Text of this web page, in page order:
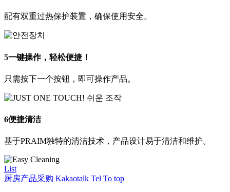
配有双重过热保护装置，确保使用安全。
5一键操作，轻松便捷！
只需按下一个按钮，即可操作产品。
6便捷清洁
基于PRAIM独特的清洁技术，产品设计易于清洁和维护。
List
厨房产品采购 Kakaotalk Tel To top